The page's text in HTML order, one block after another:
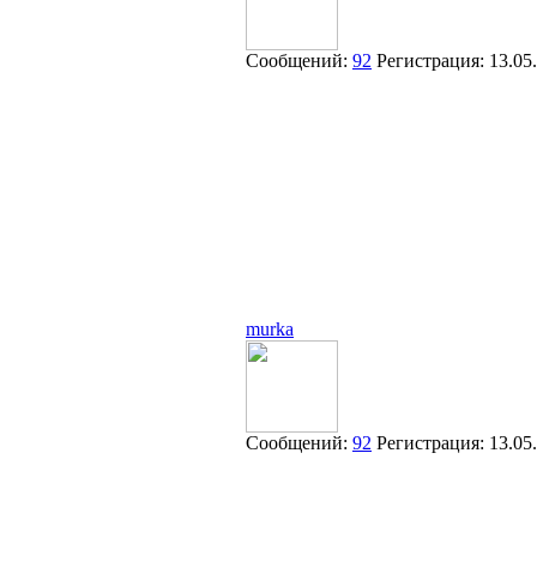
Сообщений: 92 Регистрация:
murka
Сообщений: 92 Регистрация: